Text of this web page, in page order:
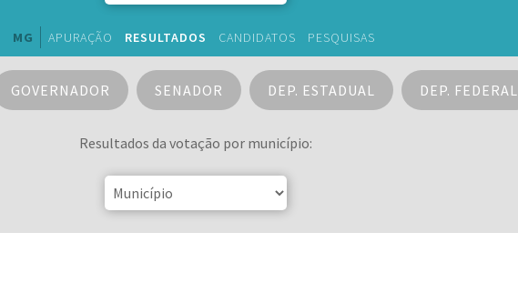
MG APURAÇÃO RESULTADOS CANDIDATOS PESQUISAS
GOVERNADOR SENADOR DEP. ESTADUAL DEP. FEDERAL
Resultados da votação por município: